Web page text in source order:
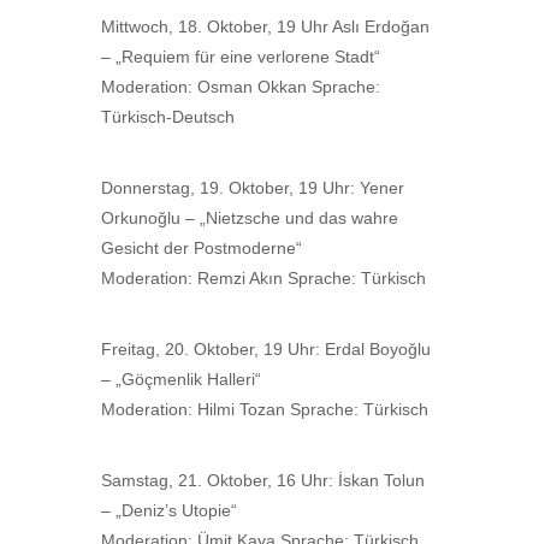
Mittwoch, 18. Oktober, 19 Uhr Aslı Erdoğan
– „Requiem für eine verlorene Stadt“
Moderation: Osman Okkan Sprache:
Türkisch-Deutsch
Donnerstag, 19. Oktober, 19 Uhr: Yener
Orkunoğlu – „Nietzsche und das wahre
Gesicht der Postmoderne“
Moderation: Remzi Akın Sprache: Türkisch
Freitag, 20. Oktober, 19 Uhr: Erdal Boyoğlu
– „Göçmenlik Halleri“
Moderation: Hilmi Tozan Sprache: Türkisch
Samstag, 21. Oktober, 16 Uhr: İskan Tolun
– „Deniz’s Utopie“